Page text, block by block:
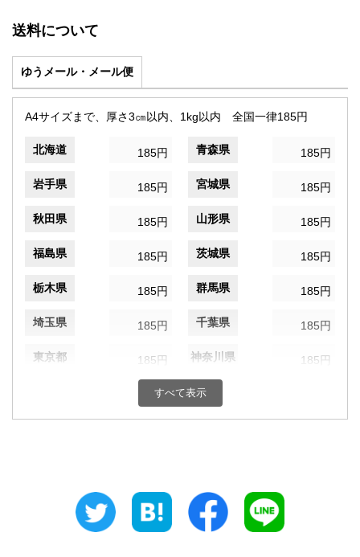
送料について
ゆうメール・メール便
A4サイズまで、厚さ3㎝以内、1kg以内 全国一律185円
北海道 185円 青森県 185円
岩手県 185円 宮城県 185円
秋田県 185円 山形県 185円
福島県 185円 茨城県 185円
栃木県 185円 群馬県 185円
埼玉県 185円 千葉県 185円
東京都 185円 神奈川県 185円
185円 富山県
静岡県
185円 三重県
すべて表示